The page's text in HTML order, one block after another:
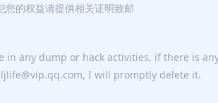
的权益请提供相关证明致邮
in any dump or hack activities, if there is
I will promptly delete it.